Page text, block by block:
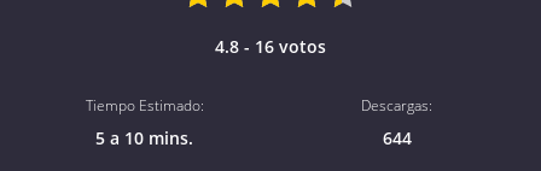
4.8 - 16 votos
Tiempo Estimado:
5 a 10 mins.
Descargas:
644